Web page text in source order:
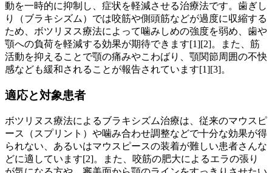
動を一時的に抑制し、症状を軽減させる治療法です。歯ぎし
り（ブラキシズム）では咬筋や側頭筋などが過度に収縮する
ため、ボツリヌス療法によって噛みしめの強度を弱め、歯や
顎への負荷を軽減する効果が期待できます[1][2]。また、筋
活動を抑えることで顎の痛みやこわばり、顎関節周囲の不快
感なども緩和されることが報告されています[1][3]。
適応と対象患者
ボツリヌス療法によるブラキシズム治療は、従来のマウスピ
ース（スプリント）や噛み合わせ調整などで十分な効果が得
られない、あるいはマウスピースの装着が難しい患者さんな
どに適しています[2]。また、咬筋の肥大によるエラの張り